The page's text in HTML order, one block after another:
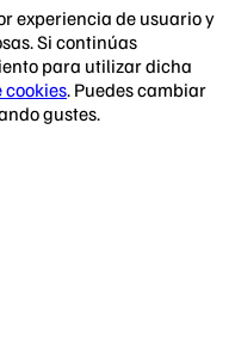
experiencia de usuario y
Si continúas
para utilizar dicha
cookies. Puedes cambiar
gustes.